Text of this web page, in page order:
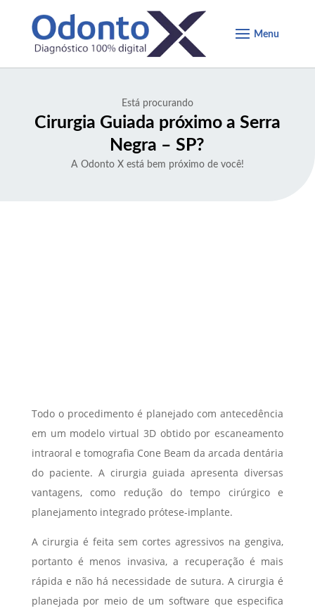
Está procurando
Cirurgia Guiada próximo a Serra
Negra – SP?
A Odonto X está bem próximo de você!
Todo o procedimento é planejado com antecedência
em um modelo virtual 3D obtido por escaneamento
intraoral e tomografia Cone Beam da arcada dentária
do paciente. A cirurgia guiada apresenta diversas
vantagens, como redução do tempo cirúrgico e
planejamento integrado prótese-implante.
A cirurgia é feita sem cortes agressivos na gengiva,
portanto é menos invasiva, a recuperação é mais
rápida e não há necessidade de sutura. A cirurgia é
planejada por meio de um software que especifica